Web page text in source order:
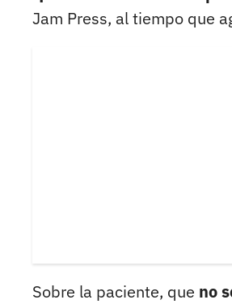
Jam Press, al tiempo que
Sobre la paciente, que no